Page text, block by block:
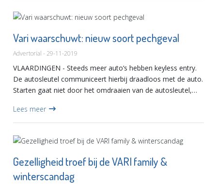
Vari waarschuwt: nieuw soort pechgeval
Advertorial - 29-11-2019
VLAARDINGEN - Steeds meer auto’s hebben keyless entry.
De autosleutel communiceert hierbij draadloos met de auto.
Starten gaat niet door het omdraaien van de autosleutel,
Lees meer
Gezelligheid troef bij de VARI family &
winterscandag